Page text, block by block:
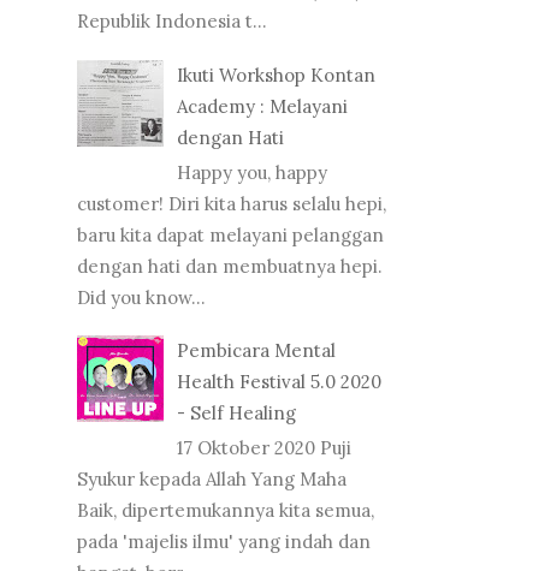
Republik Indonesia t...
Ikuti Workshop Kontan
Academy : Melayani
dengan Hati
Happy you, happy
customer! Diri kita harus selalu hepi,
baru kita dapat melayani pelanggan
dengan hati dan membuatnya hepi.
Did you know...
Pembicara Mental
Health Festival 5.0 2020
- Self Healing
17 Oktober 2020 Puji
Syukur kepada Allah Yang Maha
Baik, dipertemukannya kita semua,
pada 'majelis ilmu' yang indah dan